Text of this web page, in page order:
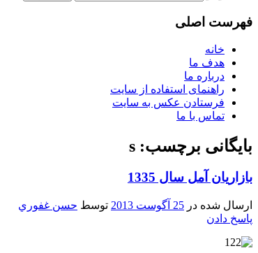
فهرست اصلی
خانه
هدف ما
درباره ما
راهنمای استفاده از سایت
فرستادن عکس به سایت
تماس با ما
بایگانی برچسب: s
بازاريان آمل سال 1335
ارسال شده در 25 آگوست 2013 توسط حسن غفوري
پاسخ دادن